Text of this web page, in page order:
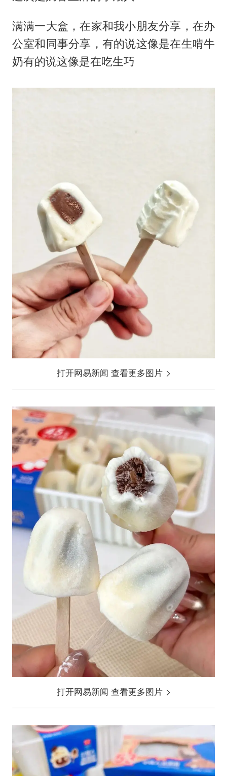
满满一大盒，在家和我小朋友分享，在办
公室和同事分享，有的说这像是在生啃牛
奶有的说这像是在吃生巧
打开网易新闻 查看更多图片
打开网易新闻 查看更多图片